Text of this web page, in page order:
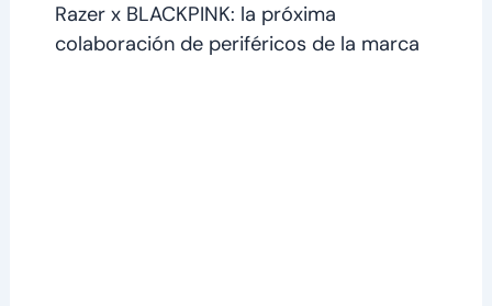
Razer x BLACKPINK: la próxima
colaboración de periféricos de la marca